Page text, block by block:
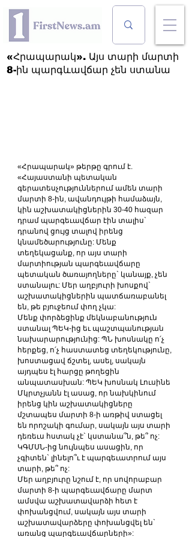
«Հրապարակ». Այս տարի մարտի
8-ին պարգևավճար չեն ստանա
«Հրապարակ» թերթը գրում է.
«Հայաստանի պետական
գերատեսչություններում ամեն տարի
մարտի 8-ին, ավանդույթի համաձայն,
կին աշխատակիցներին 30-40 հազար
դրամ պարգեւավճար էին տալիս`
դրանով ցույց տալով իրենց
կնամեծարությունը: Մենք
տեղեկացանք, որ այս տարի
մարտիության պարգեւավճարը
պետական ծառայողները` կանայք, չեն
ստանալու: Մեր աղբյուրի խոսքով`
աշխատակիցներին պատճառաբանել
են, թե բյուջեում փող չկա:
Մենք փորձեցինք մեկնաբանություն
ստանալ ՊԵԿ-ից եւ պաշտպանության
նախարարությունից: ՊՆ խոսնակը ո՛չ
հերքեց, ո՛չ հաստատեց տեղեկությունը,
խոստացավ ճշտել, ասել, սակայն
այդպես էլ հարցը թողեցին
անպատասխան: ՊԵԿ խոսնակ Լուսինե
Մկրտչյանն էլ ասաց, որ նախկինում
իրենց կին աշխատակիցները
մշտապես մարտի 8-ի առթիվ ստացել
են որոշակի գումար, սակայն այս տարի
դեռեւս հստակ չէ` կստանա՞ն, թե՞ ոչ:
ԿԳՄՍՆ-ից նույնպես ասացին, որ
չգիտեն` լինելո՞ւ է պարգեւատրում այս
տարի, թե՞ ոչ:
Մեր աղբյուրը նշում է, որ սովորաբար
մարտի 8-ի պարգեւավճարը մարտ
ամսվա աշխատավարձի հետ է
փոխանցվում, սակայն այս տարի
աշխատավարձերը փոխանցվել են`
առանց պարգեւավճարների»: